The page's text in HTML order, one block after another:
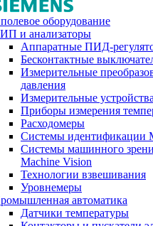
оборудование
и анализаторы
Аппаратные ПИД-
Бесконтактные
Измерительные
давления
Измерительные
Приборы измерения
Расходомеры
Системы идентификации
Системы машинного
Machine Vision
Технологии взвешивания
Уровнемеры
автоматика
Датчики температуры